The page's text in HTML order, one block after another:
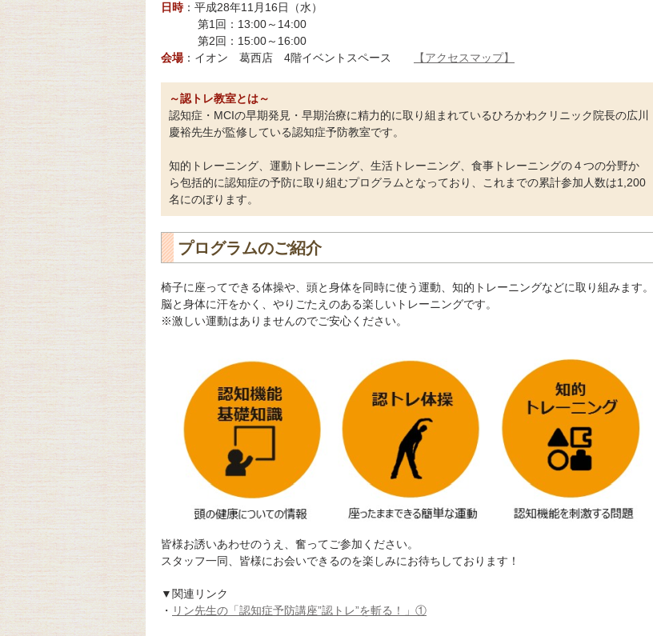
日時：平成28年11月16日（水）
第1回：13:00～14:00
第2回：15:00～16:00
会場：イオン 葛西店 4階イベントスペース 【アクセスマップ】
～認トレ教室とは～
認知症・MCIの早期発見・早期治療に精力的に取り組まれているひろかわクリニック院長の広川
慶裕先生が監修している認知症予防教室です。
知的トレーニング、運動トレーニング、生活トレーニング、食事トレーニングの４つの分野か
ら包括的に認知症の予防に取り組むプログラムとなっており、これまでの累計参加人数は1,200
名にのぼります。
プログラムのご紹介
椅子に座ってできる体操や、頭と身体を同時に使う運動、知的トレーニングなどに取り組みます。
脳と身体に汗をかく、やりごたえのある楽しいトレーニングです。
※激しい運動はありませんのでご安心ください。
皆様お誘いあわせのうえ、奮ってご参加ください。
スタッフ一同、皆様にお会いできるのを楽しみにお待ちしております！
▼関連リンク
・ リン先生の「認知症予防講座”認トレ”を斬る！」①